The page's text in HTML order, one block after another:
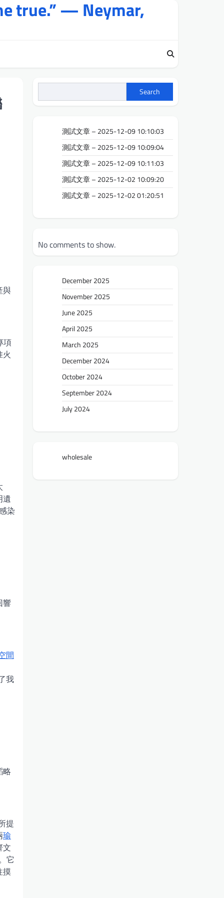
true.” — Neymar,
與
項
火
遺
染
響
間
我
略
提
瑜
文
它
摸
Search
測試文章 – 2025-12-09 10:10:03
測試文章 – 2025-12-09 10:09:04
測試文章 – 2025-12-09 10:11:03
測試文章 – 2025-12-02 10:09:20
測試文章 – 2025-12-02 01:20:51
No comments to show.
December 2025
November 2025
June 2025
April 2025
March 2025
December 2024
October 2024
September 2024
July 2024
wholesale